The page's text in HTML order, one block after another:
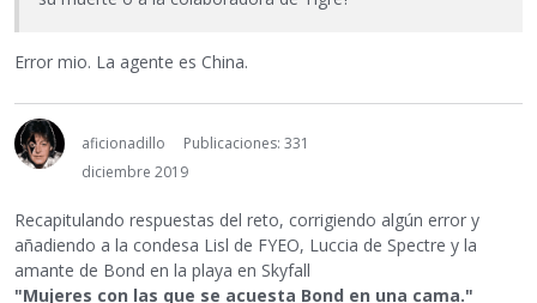
Error mio. La agente es China.
aficionadillo
Publicaciones: 331
diciembre 2019
Recapitulando respuestas del reto, corrigiendo algún error y
añadiendo a la condesa Lisl de FYEO, Luccia de Spectre y la
amante de Bond en la playa en Skyfall
"Mujeres con las que se acuesta Bond en una cama."